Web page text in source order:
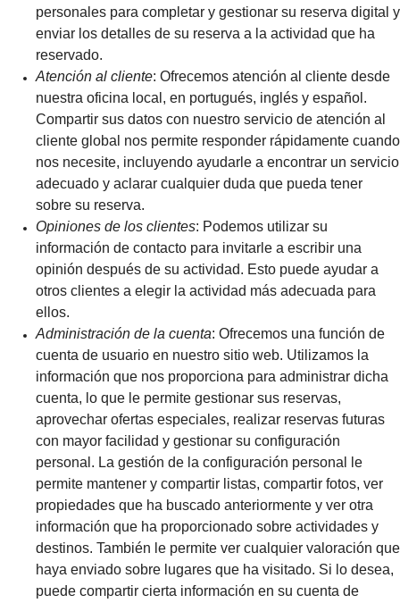
personales para completar y gestionar su reserva digital y
enviar los detalles de su reserva a la actividad que ha
reservado.
Atención al cliente: Ofrecemos atención al cliente desde
nuestra oficina local, en portugués, inglés y español.
Compartir sus datos con nuestro servicio de atención al
cliente global nos permite responder rápidamente cuando
nos necesite, incluyendo ayudarle a encontrar un servicio
adecuado y aclarar cualquier duda que pueda tener
sobre su reserva.
Opiniones de los clientes: Podemos utilizar su
información de contacto para invitarle a escribir una
opinión después de su actividad. Esto puede ayudar a
otros clientes a elegir la actividad más adecuada para
ellos.
Administración de la cuenta: Ofrecemos una función de
cuenta de usuario en nuestro sitio web. Utilizamos la
información que nos proporciona para administrar dicha
cuenta, lo que le permite gestionar sus reservas,
aprovechar ofertas especiales, realizar reservas futuras
con mayor facilidad y gestionar su configuración
personal. La gestión de la configuración personal le
permite mantener y compartir listas, compartir fotos, ver
propiedades que ha buscado anteriormente y ver otra
información que ha proporcionado sobre actividades y
destinos. También le permite ver cualquier valoración que
haya enviado sobre lugares que ha visitado. Si lo desea,
puede compartir cierta información en su cuenta de